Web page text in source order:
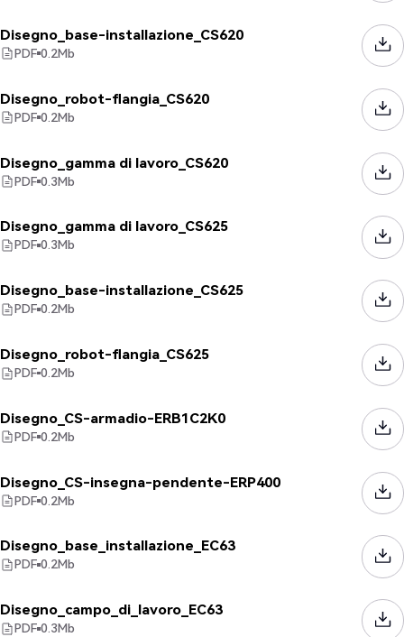
Disegno_base-installazione_CS620
PDF 0.2Mb
Disegno_robot-flangia_CS620
PDF 0.2Mb
Disegno_gamma di lavoro_CS620
PDF 0.3Mb
Disegno_gamma di lavoro_CS625
PDF 0.3Mb
Disegno_base-installazione_CS625
PDF 0.2Mb
Disegno_robot-flangia_CS625
PDF 0.2Mb
Disegno_CS-armadio-ERB1C2K0
PDF 0.2Mb
Disegno_CS-insegna-pendente-ERP400
PDF 0.2Mb
Disegno_base_installazione_EC63
PDF 0.2Mb
Disegno_campo_di_lavoro_EC63
PDF 0.3Mb